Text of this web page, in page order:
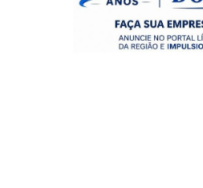
envenenamento